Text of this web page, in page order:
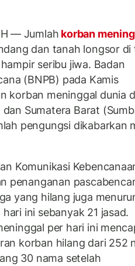
— Jumlah korban
dan tanah longsor di
seribu jiwa. Badan
(BNPB) pada Kamis
korban meninggal dunia
Sumatera Barat
pengungsi dikabarkan
Komunikasi
penanganan
yang hilang juga
ini sebanyak 21 jasad.
per hari ini
korban hilang dari 252
30 nama setelah